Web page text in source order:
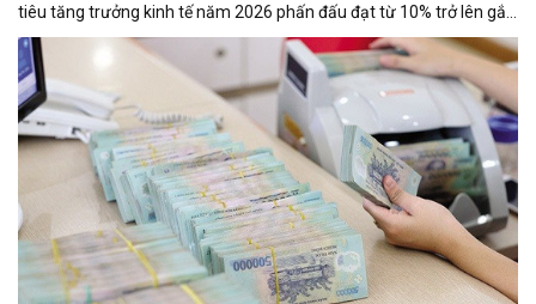
tiêu tăng trưởng kinh tế năm 2026 phấn đấu đạt từ 10% trở lên gắn
với giữ vững ổn định kinh tế vĩ mô. Một trong những nhiệm vụ đáng
chú ý là nghiên cứu điều hành tiền gửi của Kho bạc Nhà nước tại
các ngân hàng thương mại để tăng nguồn vốn ngắn hạn cho nền
kinh tế.